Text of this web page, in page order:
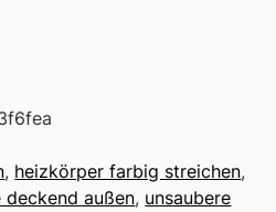
, heizkörper farbig streichen,
deckend außen, unsaubere